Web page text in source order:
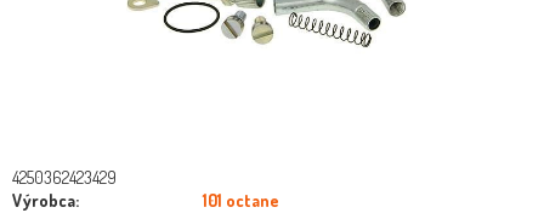
4250362423429
Výrobca:
101 octane